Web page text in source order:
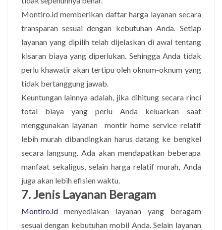
Montiro.id memberikan daftar harga layanan secara
transparan sesuai dengan kebutuhan Anda. Setiap
layanan yang dipilih telah dijelaskan di awal tentang
kisaran biaya yang diperlukan. Sehingga Anda tidak
perlu khawatir akan tertipu oleh oknum-oknum yang
tidak bertanggung jawab.
Keuntungan lainnya adalah, jika dihitung secara rinci
total biaya yang perlu Anda keluarkan saat
menggunakan layanan montir home service relatif
lebih murah dibandingkan harus datang ke bengkel
secara langsung. Ada akan mendapatkan beberapa
manfaat sekaligus, selain harga relatif murah, Anda
juga akan lebih efisien waktu.
7. Jenis Layanan Beragam
Montiro.idmenyediakan layanan yang beragam
sesuai dengan kebutuhan mobil Anda. Selain layanan